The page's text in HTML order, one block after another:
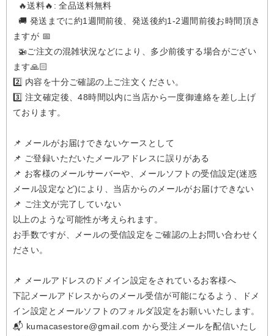
🔥送料🔥: 全品送料無料
🚚 発送までに約1週間前後、発送後約1-2週間前後お時間頂き
ますが 📅
🚁️ご注文の混雑状況などにより、多少前後する場合がござい
ます🙏🏻
2️⃣ 内容を十分ご確認の上ご注文ください。
3️⃣ 注文確定後、48時間以内に当店から一度御連絡を差し上げ
ております。
📌 メールがお届けできないケースとして
📌 ご登録いただいたメールアドレスに誤りがある
📌 お客様のメールサーバーや、メールソフトの受信設定(迷惑
メール設定など)により、当店からのメールがお届けできない
📌 ご注文が完了していない
以上のような可能性が考えられます。
お手数ですが、メールの受信設定をご確認の上お問い合わせく
ださい。
📌 メールアドレスのドメイン設定をされているお客様へ
下記メールアドレスからのメール受信が可能になるよう、ドメ
イン設定とメールソフトのフォルダ設定をお願いいたします。
📬 kumacasestore@gmail.com から受注メールを配信いたし